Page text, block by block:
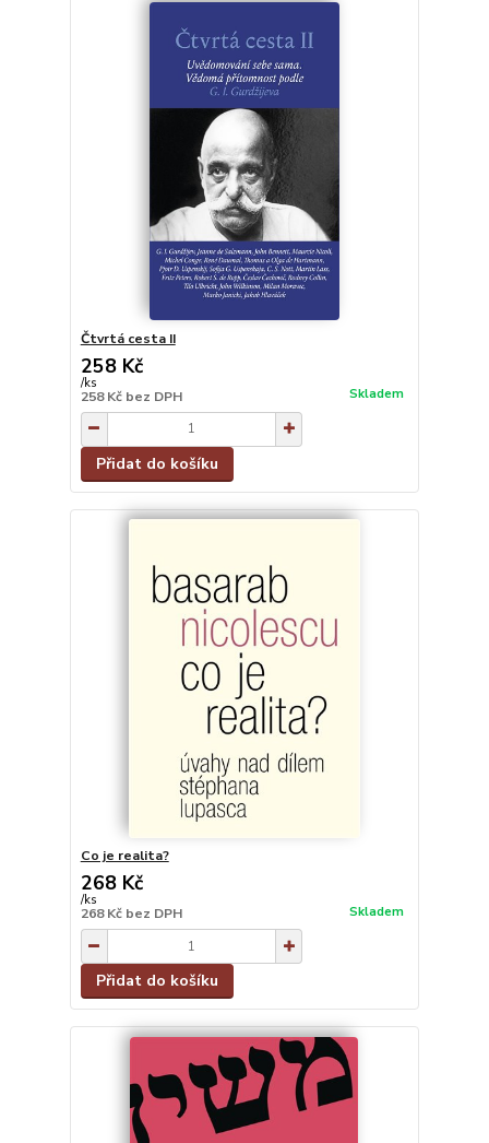
Čtvrtá cesta II
258 Kč
/ks
258 Kč bez DPH Skladem
Přidat do košíku
Co je realita?
268 Kč
/ks
268 Kč bez DPH Skladem
Přidat do košíku